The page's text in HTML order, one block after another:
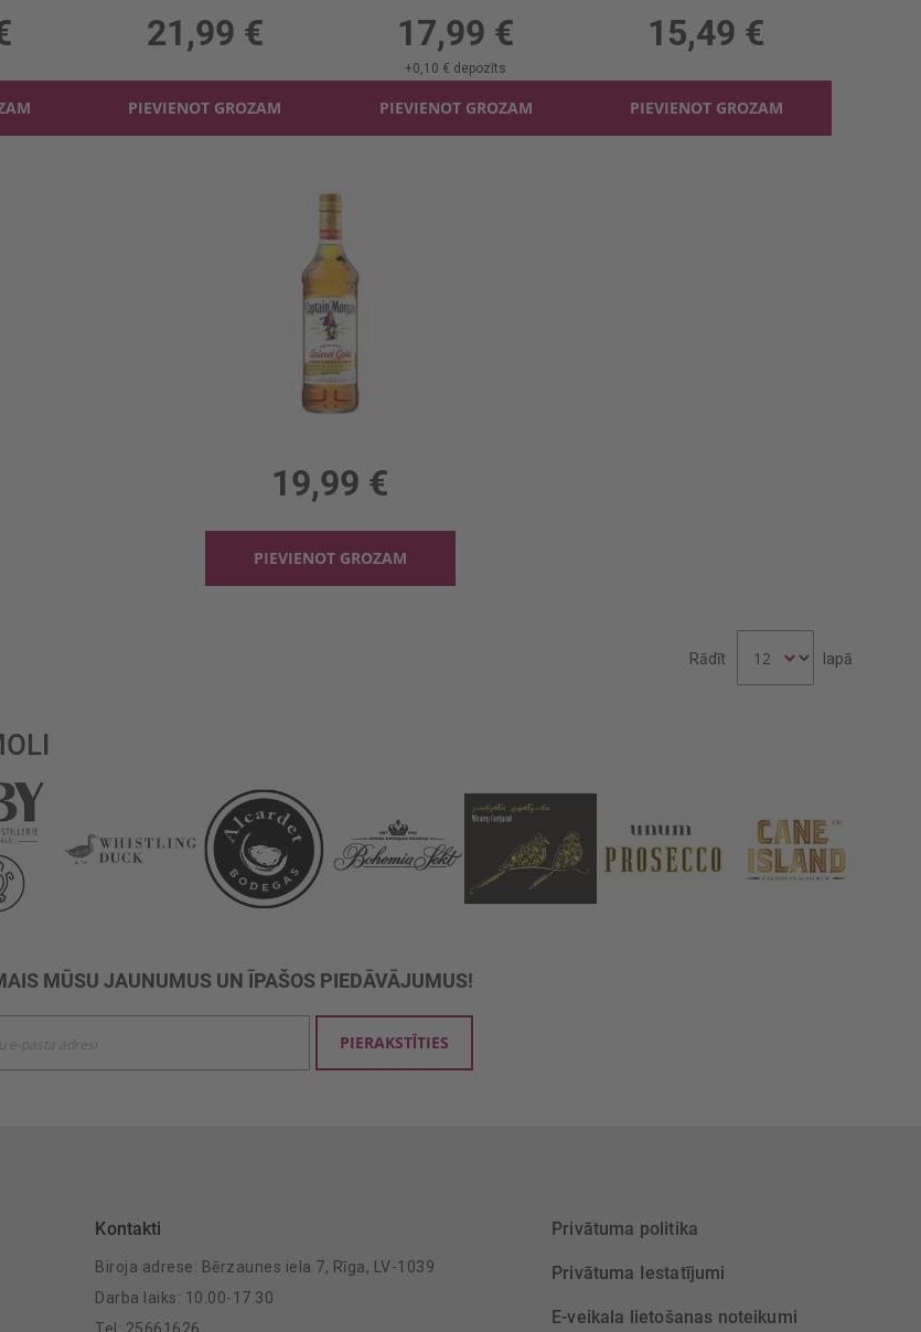
21,99 €
PIEVIENOT GROZAM
17,99 €
+0,10 € depozīts
PIEVIENOT GROZAM
15,49 €
PIEVIENOT GROZAM
19,99 €
PIEVIENOT GROZAM
Rādīt lapā
MŪSU JAUNUMUS UN ĪPAŠOS PIEDĀVĀJUMUS!
PIERAKSTĪTIES
Kontakti
Biroja adrese: Bērzaunes iela 7, Rīga, LV-1039
Darba laiks: 10.00-17.30
Privātuma politika
Privātuma Iestatījumi
E-veikala lietošanas noteikumi